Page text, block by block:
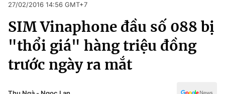
Chuyên mục
Chính trị
Xã hội
Pháp luật
Kinh tế
Thể thao
Truyền hình
Văn hóa - Giải trí
27/02/2016 14:56 GMT+7
SIM Vinaphone đầu số 088 bị
"thổi giá" hàng triệu đồng
trước ngày ra mắt